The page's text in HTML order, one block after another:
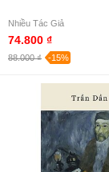
Nhiều Tác Giả
74.800 ₫
88.000 ₫ -15%